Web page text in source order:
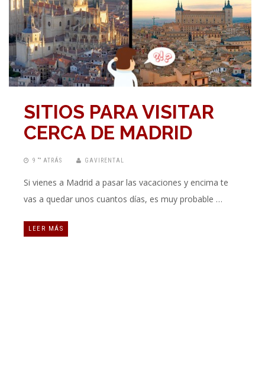
SITIOS PARA VISITAR
CERCA DE MADRID
9 “” ATRÁS GAVIRENTAL
Si vienes a Madrid a pasar las vacaciones y encima te
vas a quedar unos cuantos días, es muy probable …
LEER MÁS